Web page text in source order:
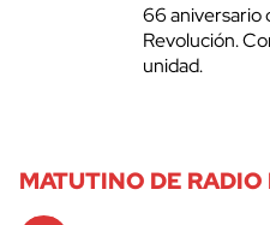
66 aniversario
Revolución.
unidad.
MATUTINO DE